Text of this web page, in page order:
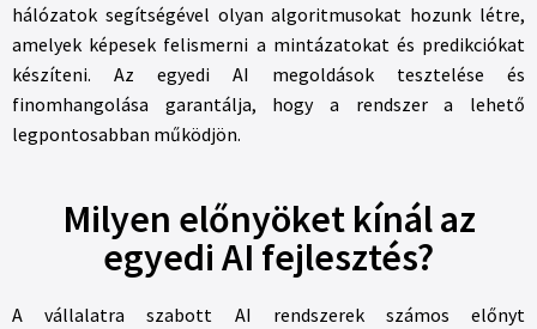
hálózatok segítségével olyan algoritmusokat hozunk létre,
amelyek képesek felismerni a mintázatokat és predikciókat
készíteni. Az egyedi AI megoldások tesztelése és
finomhangolása garantálja, hogy a rendszer a lehető
legpontosabban működjön.
Milyen előnyöket kínál az
egyedi AI fejlesztés?
A vállalatra szabott AI rendszerek számos előnyt